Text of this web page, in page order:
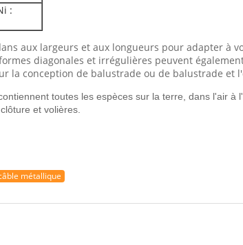
:
aux largeurs et aux longueurs pour adapter à
diagonales et irrégulières peuvent
la conception de balustrade ou de balustrade et
toutes les espèces sur la terre, dans l'air à
et volières.
métallique